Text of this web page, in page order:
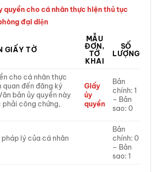
quyền cho cá nhân thực hiện thủ tục
đại diện
GIẤY TỜ
MẪU
ĐƠN,
TỜ
KHAI
SỐ
LƯỢNG
cho cá nhân thực
quan đến đăng ký
bản ủy quyền này
công chứng,
Giấy
ủy
quyền
Bản
chính: 1
– Bản
sao: 0
lý của cá nhân
Bản
chính: 0
– Bản
sao: 1